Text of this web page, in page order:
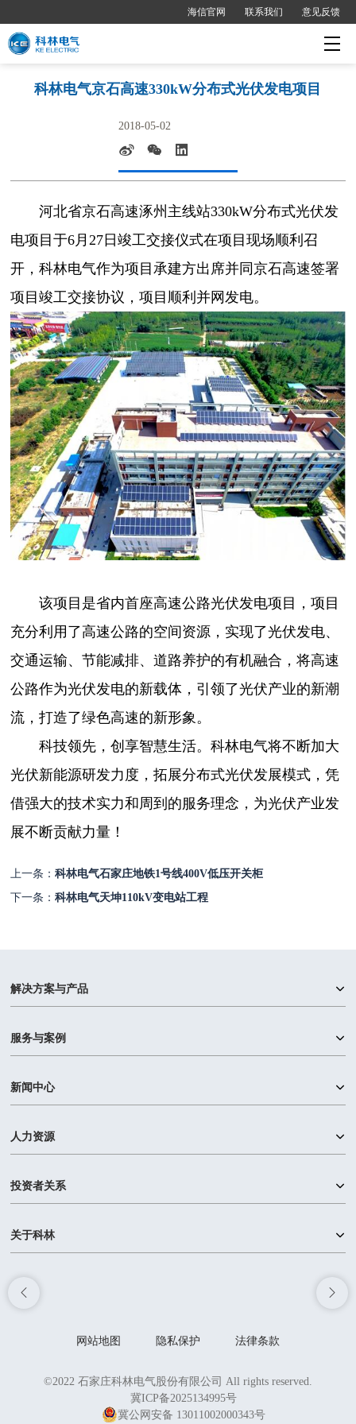
海信官网 联系我们 意见反馈
科林电气京石高速330kW分布式光伏发电项目
2018-05-02
河北省京石高速涿州主线站330kW分布式光伏发
电项目于6月27日竣工交接仪式在项目现场顺利召
开，科林电气作为项目承建方出席并同京石高速签署
项目竣工交接协议，项目顺利并网发电。
该项目是省内首座高速公路光伏发电项目，项目
充分利用了高速公路的空间资源，实现了光伏发电、
交通运输、节能减排、道路养护的有机融合，将高速
公路作为光伏发电的新载体，引领了光伏产业的新潮
流，打造了绿色高速的新形象。
科技领先，创享智慧生活。科林电气将不断加大
光伏新能源研发力度，拓展分布式光伏发展模式，凭
借强大的技术实力和周到的服务理念，为光伏产业发
展不断贡献力量！
上一条：科林电气石家庄地铁1号线400V低压开关柜
下一条：科林电气天坤110kV变电站工程
解决方案与产品
服务与案例
新闻中心
人力资源
投资者关系
关于科林
网站地图 隐私保护 法律条款
©2022 石家庄科林电气股份有限公司 All rights reserved.
冀ICP备2025134995号
冀公网安备 13011002000343号